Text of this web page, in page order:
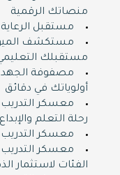
منصاتك الرقمية
مستقبل
مستكشف
مستقبلك
مصفوفة الجهد
أولوياتك في دقائق
رحلة التعلم والإبداع
معسكر التدريب الصيفي 2026
الفئات لاستثمار